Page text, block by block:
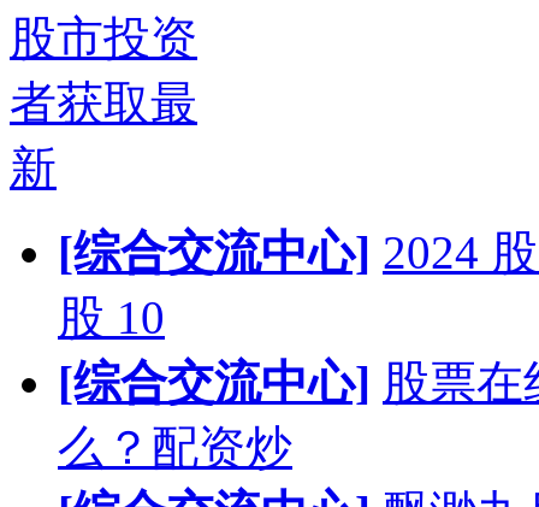
股市投资
者获取最
新
[综合交流中心] 2024
股 10
[综合交流中心] 股票
么？配资炒